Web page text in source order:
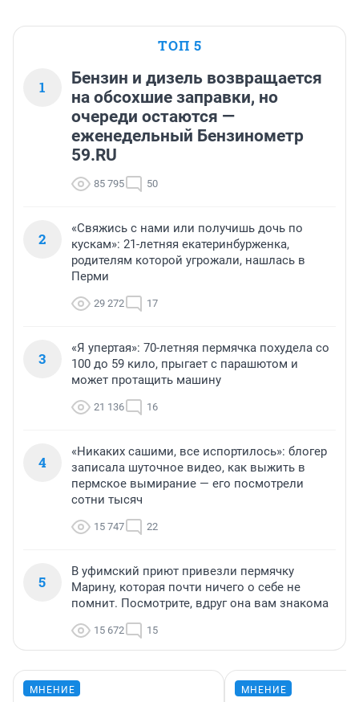
ТОП 5
1
Бензин и дизель возвращается
на обсохшие заправки, но
очереди остаются —
еженедельный Бензинометр
59.RU
85 795 50
2
«Свяжись с нами или получишь дочь по
кускам»: 21-летняя екатеринбурженка,
родителям которой угрожали, нашлась в
Перми
29 272 17
3
«Я упертая»: 70-летняя пермячка похудела со
100 до 59 кило, прыгает с парашютом и
может протащить машину
21 136 16
4
«Никаких сашими, все испортилось»: блогер
записала шуточное видео, как выжить в
пермское вымирание — его посмотрели
сотни тысяч
15 747 22
5
В уфимский приют привезли пермячку
Марину, которая почти ничего о себе не
помнит. Посмотрите, вдруг она вам знакома
15 672 15
МНЕНИЕ МНЕНИЕ